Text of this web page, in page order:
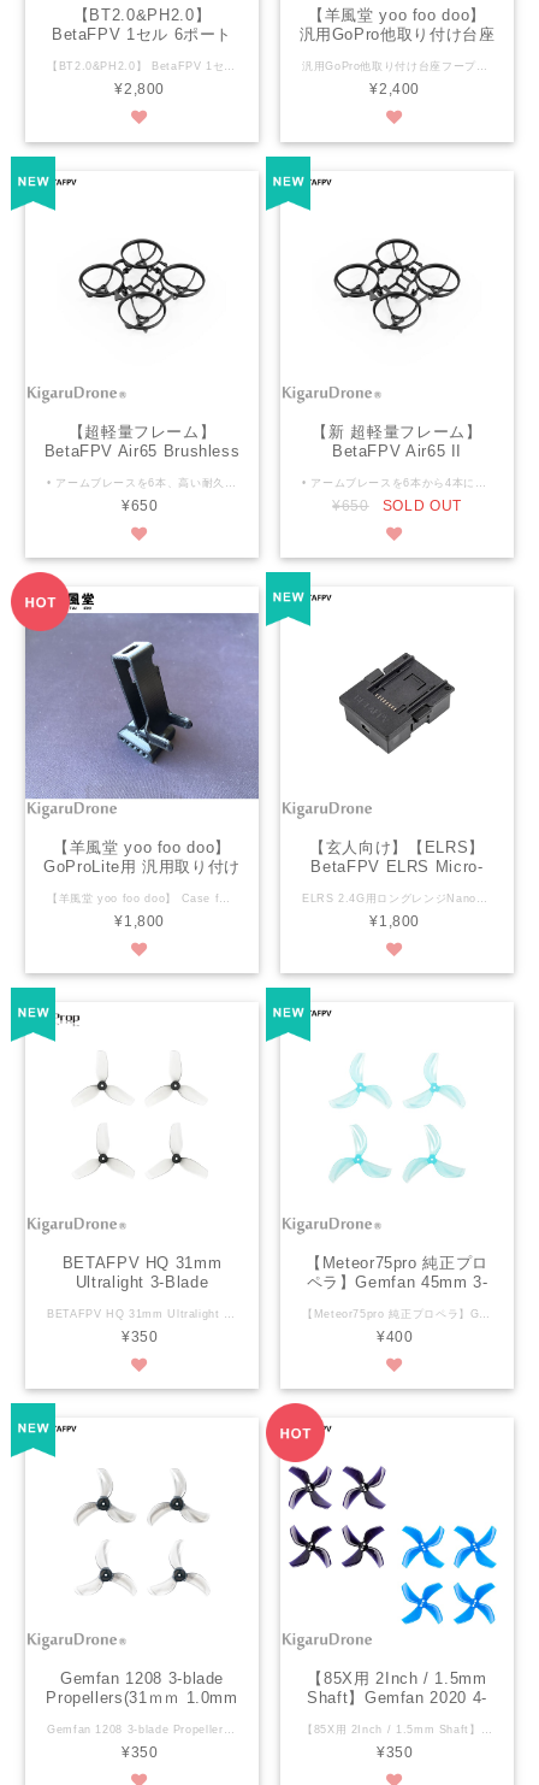
【BT2.0&PH2.0】
BetaFPV 1セル 6ポート
本同時充電 IN:USB-C
PDアダプター推奨
【BT2.0&PH2.0】 BetaFPV 1セル 6ポート 1S Battery Charger 6本同時充電 IN:USB-C ※新ロッドからPDアダプター推奨になりました。普通のUSBアダプターではLEDライトが誤動作する可能性が高いです。 ※ACアダプター無し ※ACアダプターとUSB-Cケーブルは付属していませんのでご用意下さい。（PDアダプター推奨） IN:USB-C PDアダプター推奨 6個同時に充電可能 OFFと4.35V切替 SPECIFICATION Item: 6 Ports 1S Battery Charger & Adapter Input connector: Type-C Input voltage range: 5-12V Max input power: 30W Max input current: 2.5A Max charging current: 1A (Single-port) Support battery connector: BT2.0&PH2.0 Charging protocol：PD3.0/QC3.0 (5V/9V/12V) /BC1.2 Battery Type：Lipo 4.2V/LiHV 4.35V Dimensions：79*46*19mm PACKAGE 1 * 6 Ports 1S Battery Charger 1 * User manual 注意 過充電・過放電しますのでご注意下さい。充電中は放置しないようにしてください。 高温状態に置かないでください。 火の中に投じないでください。
¥2,800
【羊風堂 yoo foo doo】
汎用GoPro他取り付け台座
ト台座KigaruSP (ボルト
+ネジ+VTX台座)
汎用GoPro他取り付け台座フープ用+ カメラマウントKigaruSP (ボルト+ネジ+VTX台座) 65/75/85/95サイズwhoop用のドローンに取り付けるための変換台座です。 CineWhoopフレームに汎用GoPro他のカメラマウントを取付可能です。 ※HDカメラ搭載用にFPVカメラ位置は長くしています。5つの位置ホールを備えていますので必要に応じてカットしてください。 3Dプリンタ(TPU)による出力品です。 撮影搭載のカメラマウント含みません。 ※3Dプリント出力性向上・機能向上のため予告なく形状が変更になることがあります。 セット内容 Whoopフレーム用台座 汎用GoPro他取り付け台座 搭載カメラマウント台座取付ネジ・ナット VTX台座
¥2,400
【超軽量フレーム】
BetaFPV Air65 Brushless
フレーム
¥650
【新 超軽量フレーム】
BetaFPV Air65 II
ブラシレスフレーム
¥650 SOLD OUT
【羊風堂 yoo foo doo】
GoProLite用 汎用取り付け
KigaruSP (V1 / V2 /
SMO4K)
¥1,800
【玄人向け】【ELRS】
BetaFPV ELRS Micro-
¥1,800
BETAFPV HQ 31mm
Ultralight 3-Blade
Shaft) 4色
BETAFPV HQ 31mm Ultralight 3-Blade Propellers (1.0mm Shaft) 4色 色 クリアグレー / クリアピンク / クリアブルー / クリア からお選び下さい。 仕様 商品: HQ 31mm 超軽量 3 ブレード プロペラ (1.0mm シャフト) 色: 透明/グレー/シアン/ピンク 重量: 0.67g/セット ブレード: 3 材質: ポリカーボネート プロペラ ディスク直径: 31mm シャフト穴: 1.0mm 下の写真は、HQ 31mm 超軽量 3 ブレード プロペラ (1.0mm シャフト) です。 セット内容： HQ 31mm 超軽量 3 ブレード プロペラ 各2ｘCW 2ｘCCW
¥350
【Meteor75pro 純正プロ
ペラ】Gemfan 45mm 3-
Shaft ) 1セット
【Meteor75pro 純正プロペラ】Gemfan 45mm 2-Blade&3-Blade Propellers (1.5mm Shaft ) 1セット メーカーHP https://betafpv.com/collections/propellers/products/gemfan-45mm-2-blade-3-blade-propellers-1-5mm-shaft-4pcs Specification Material: PC Weight: 1.69g/set (3-Blade), 1.30g/set (2-Blade) Blades: 2-Blade/3-Blade Pitch: 1.5 inch Propeller Diameter: 45mm Shaft: 1.5mm Recommend Frame: Meteor75 Pro Brushless Whoop Frame Recommended Motor: BETAFPV 1102 Brushless Motors Color: Clear Grey, Clear Blue, Pink (2-Blade)/Clear Grey, Cleary Blue, Black, White (3-Blade) PACKAGE 2 * CW Gemfan 45mm Propellers (1.5mm Shaft) 3-Blade 2 * CCW Gemfan 45mm Propellers (1.5mm Shaft) 3-Blade
¥400
Gemfan 1208 3-blade
Propellers(31ｍｍ 1.0mm
Gemfan 1208 3-blade Propellers(31ｍｍ 1.0mm Shaft) 3色 色 クリアグレー / クリアブルー / クリア からお選び下さい。 Specification Item: Gemfan 1208 3-blade Propellers(1.0mm Shaft) Materials: PC Propeller Diameter: 31mm Pitch: 0.8 inch Weight: 0.81g/set Mount: 1mm Colors: Transparent Grey, Transparent Blue, Transparent Diagram The below picture is the diagram for Gemfan 1208 3-blade Propellers(1.0mm Shaft). Package 4PCS * Gemfan 31mm 3-Blade Propellers 4枚
¥350
【85X用 2Inch / 1.5mm
Shaft】Gemfan 2020 4-
Shaft
【85X用 2Inch / 1.5mm Shaft】Gemfan 2020 4-Blade Propellers 1.5mm Shaft ※ネジセット無し 仕様： 85X用 2inch 1.5mm Shaftブラシレスモーター用 数量：CW 2個 CCW2個 穴の直径：1.5ミリメートル Specification Item: Gemfan 2020 4-Blade Propellers Color: Blue/Obsidian Black Weight: 0.93g Blades: 4 Material: PC Prop Disk Diameter: 50.3mm Center Thickness: 4.5mm Shaft Hole: 1.5mm Recommended Motor: 1103 8000KV Brushless Motor/1103-1105 series motor PACKAGE 2 * Gemfan 2020 4-Blade Propellers CW 2 * Gemfan 2020 4-Blade Propellers CCW
¥350